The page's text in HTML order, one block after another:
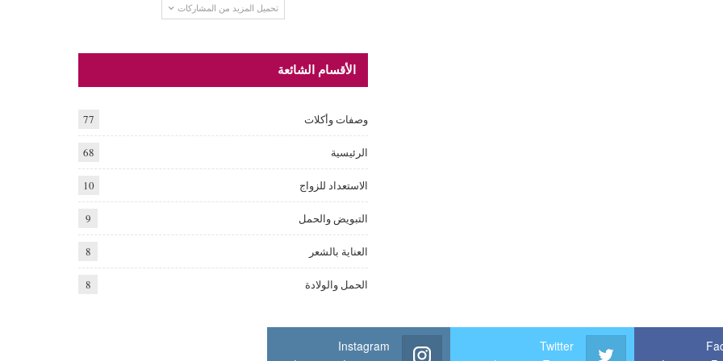
تحميل المزيد من المشاركات
الأقسام الشائعة
وصفات وأكلات 77
الرئيسية 68
الاستعداد للزواج 10
التبويض والحمل 9
العناية بالشعر 8
الحمل والولادة 8
Twitter
Instagram